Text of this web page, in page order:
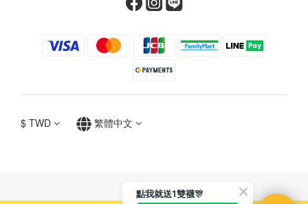
$ TWD 繁體中文
點我就送1雙襪🎊